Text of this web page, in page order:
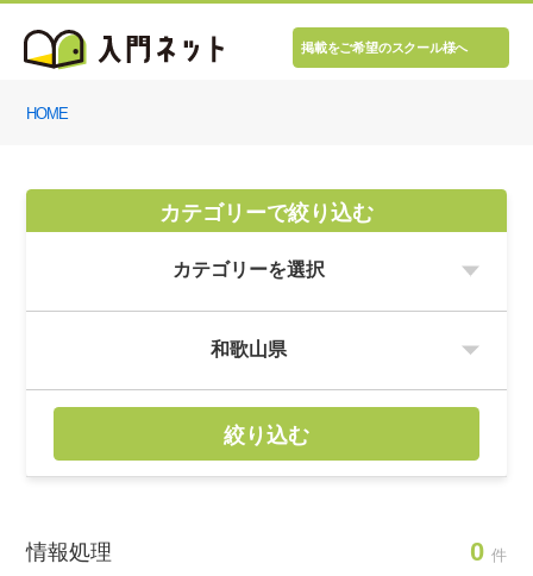
掲載をご希望のスクール様へ
HOME
カテゴリーで絞り込む
絞り込む
情報処理 0 件